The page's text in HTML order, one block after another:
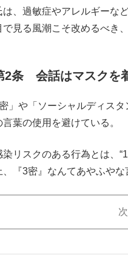
は、過敏症やアレルギーな
で見る風潮こそ改めるべき
2条 会話はマスクを
密」や「ソーシャルディス
言葉の使用を避けている。
染リスクのある行為とは、
、『3密』なんてあやふやな